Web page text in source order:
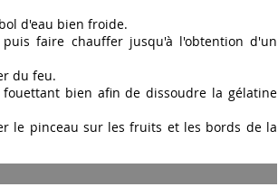
d'eau bien froide.
faire chauffer jusqu'à l'obtention d'un
du feu.
bien afin de dissoudre la gélatine
le pinceau sur les fruits et les bords de la